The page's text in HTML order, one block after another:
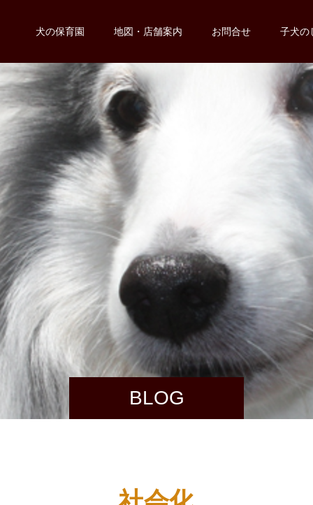
犬の保育園 地図・店舗案内 お問合せ 子犬の
BLOG